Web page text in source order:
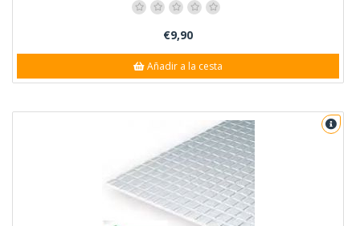
€9,90
Añadir a la cesta